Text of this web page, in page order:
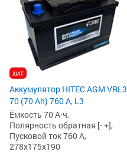
хит
Аккумулятор HITEC AGM VRL3
70 (70 Ah) 760 А, L3
Ёмкость 70 А·ч,
Полярность обратная [- +],
Пусковой ток 760 А,
278x175x190